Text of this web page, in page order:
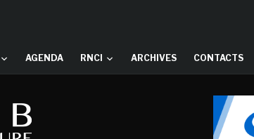
AGENDA RNCI ARCHIVES CONTACTS